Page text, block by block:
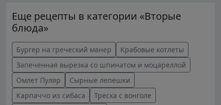
Еще рецепты в категории «Вторые
блюда»
Бургер на греческий манер
Крабовые котлеты
Запеченная вырезка со шпинатом и моцареллой
Омлет Пуляр
Сырные лепешки
Карпаччо из сибаса
Треска с вонголе